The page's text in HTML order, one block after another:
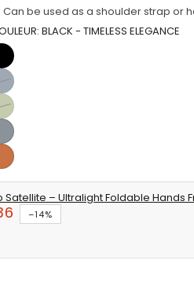
Can be used as a shoulder strap or
BLACK - TIMELESS ELEGANCE
Black
-
Timeless
Elegance
Navy
-
Midnight
serenity
Variant
sold
out
or
unavailable
Sage
Harmonize
with
nature
Variant
sold
out
or
unavailable
Silver
-
Shine
with
sophistication
Terracotta
-
Connect
Satellite – Ultralight Foldable
–14%